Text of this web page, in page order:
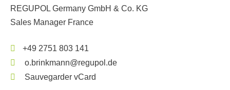
REGUPOL Germany GmbH & Co. KG
Sales Manager France
+49 2751 803 141
o.brinkmann@regupol.de
Sauvegarder vCard